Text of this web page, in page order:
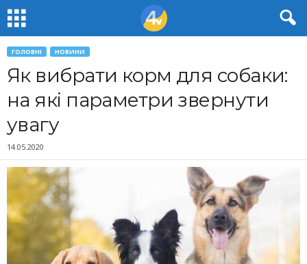
ГОЛОВНІ НОВИНИ
Як вибрати корм для собаки:
на які параметри звернути
увагу
14.05.2020